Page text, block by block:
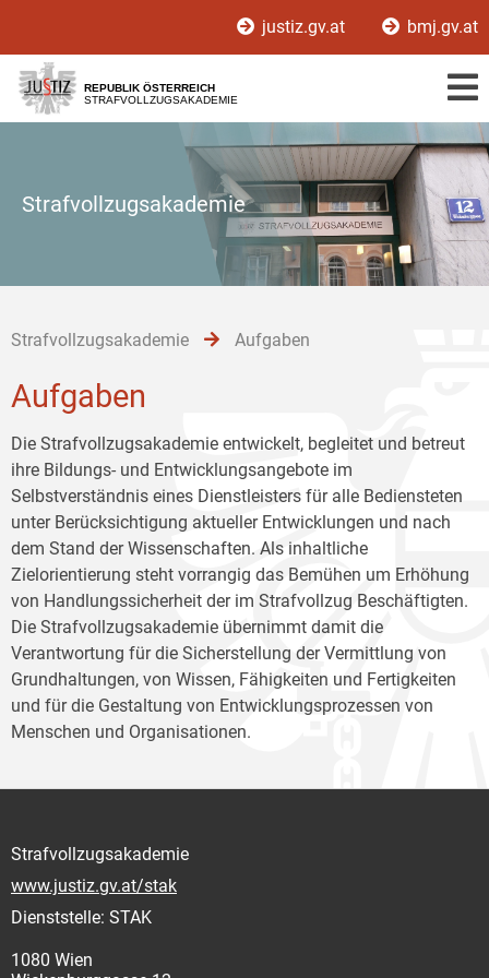
[1]
[2]
[3]
justiz.gv.at bmj.gv.at
REPUBLIK ÖSTERREICH
STRAFVOLLZUGSAKADEMIE
Strafvollzugsakademie
Strafvollzugsakademie Aufgaben
Aufgaben
Die Strafvollzugsakademie entwickelt, begleitet und betreut
ihre Bildungs- und Entwicklungsangebote im
Selbstverständnis eines Dienstleisters für alle Bediensteten
unter Berücksichtigung aktueller Entwicklungen und nach
dem Stand der Wissenschaften. Als inhaltliche
Zielorientierung steht vorrangig das Bemühen um Erhöhung
von Handlungssicherheit der im Strafvollzug Beschäftigten.
Die Strafvollzugsakademie übernimmt damit die
Verantwortung für die Sicherstellung der Vermittlung von
Grundhaltungen, von Wissen, Fähigkeiten und Fertigkeiten
und für die Gestaltung von Entwicklungsprozessen von
Menschen und Organisationen.
Strafvollzugsakademie
www.justiz.gv.at/stak
Dienststelle: STAK
1080 Wien